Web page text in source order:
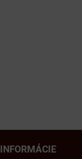
INFORMÁCIE